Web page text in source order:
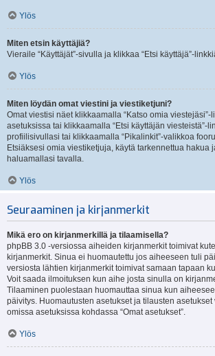
Ylös
Miten etsin käyttäjiä?
Vieraile “Käyttäjät”-sivulla ja klikkaa “Etsi käyttäjä”-
Ylös
Miten löydän omat viestini ja viestiketjuni?
Omat viestisi näet klikkaamalla “Katso omia viestejäsi”-
asetuksissa tai klikkaamalla “Etsi käyttäjän viesteistä”-
profiilisivullasi tai klikkaamalla “Pikalinkit”-valikkoa
Etsiäksesi omia viestiketjuja, käytä tarkennettua hakua
haluamallasi tavalla.
Ylös
Seuraaminen ja kirjanmerkit
Mikä ero on kirjanmerkillä ja tilaamisella?
phpBB 3.0 -versiossa aiheiden kirjanmerkit toimivat
kirjanmerkit. Sinua ei huomautettu jos aiheeseen tuli
versiosta lähtien kirjanmerkit toimivat samaan tapaan
Voit saada ilmoituksen kun aihe josta sinulla on
Tilaaminen puolestaan huomauttaa sinua kun
päivitys. Huomautusten asetukset ja tilausten
omissa asetuksissa kohdassa “Omat asetukset”.
Ylös